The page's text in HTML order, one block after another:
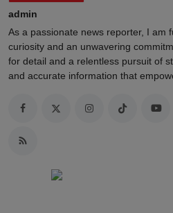
admin
As a passionate news reporter, I am
curiosity and an unwavering
for detail and a relentless pursuit of
and accurate information that